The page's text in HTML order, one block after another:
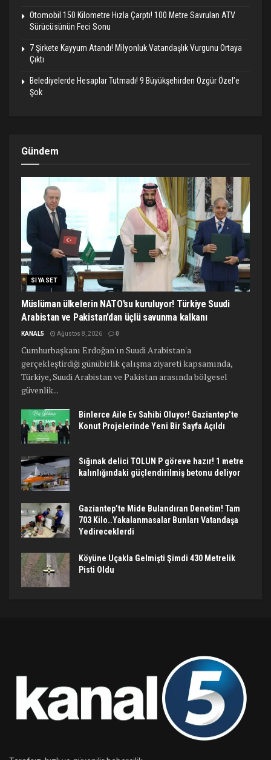
Otomobil 150 Kilometre Hızla Çarptı! 100 Metre Savrulan ATV
Sürücüsünün Feci Sonu
7 Şirkete Kayyum Atandı! Milyonluk Vatandaşlık Vurgunu Ortaya
Çıktı
Belediyelerde Hesaplar Tutmadı! 9 Büyükşehirden Özgür Özel’e
Şok
Gündem
SIYASET
Müslüman ülkelerin NATO’su kuruluyor! Türkiye Suudi
Arabistan ve Pakistan’dan üçlü savunma kalkanı
KANAL5 Ağustos 8, 2026 0
Cumhurbaşkanı Erdoğan'ın Suudi Arabistan'a
gerçekleştirdiği günübirlik çalışma ziyareti kapsamında,
Türkiye, Suudi Arabistan ve Pakistan arasında bölgesel
güvenlik...
Binlerce Aile Ev Sahibi Oluyor! Gaziantep’te
Konut Projelerinde Yeni Bir Sayfa Açıldı
Sığınak delici TOLUN P göreve hazır! 1 metre
kalınlığındaki güçlendirilmiş betonu deliyor
Gaziantep’te Mide Bulandıran Denetim! Tam
703 Kilo..Yakalanmasalar Bunları Vatandaşa
Yedireceklerdi
Köyüne Uçakla Gelmişti Şimdi 430 Metrelik
Pisti Oldu